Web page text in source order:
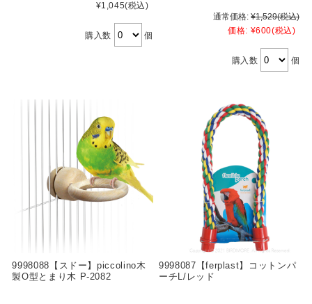
¥1,045(税込)
購入数 個
通常価格: ¥1,529(税込)
価格: ¥600(税込)
購入数 個
9998088【スドー】piccolino木
製O型とまり木 P-2082
9998087【ferplast】コットンパ
ーチL/レッド